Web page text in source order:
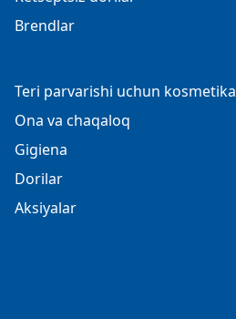
Brendlar
Teri parvarishi uchun kosmetika
Ona va chaqaloq
Gigiena
Dorilar
Aksiyalar